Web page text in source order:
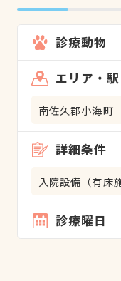
診療動物
エリア・駅
南佐久郡小海町
詳細条件
入院設備（有床
診療曜日